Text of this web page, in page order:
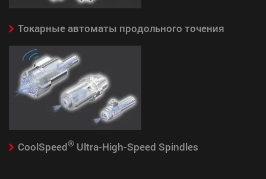
Токарные автоматы продольного точения
CoolSpeed®Ultra-High-Speed Spindles